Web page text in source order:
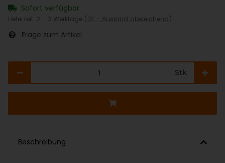
Sofort verfügbar
Lieferzeit: 2 - 3 Werktage (DE - Ausland abweichend)
Frage zum Artikel
Stk
Beschreibung